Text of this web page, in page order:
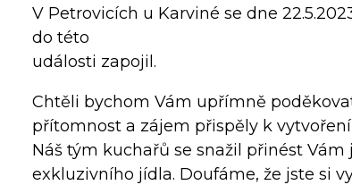
V Petrovicích u Karviné se dne
do této
události zapojil.
Chtěli bychom Vám upřímně
přítomnost a zájem přispěly k
Náš tým kuchařů se snažil přinést
exkluzivního jídla. Doufáme, že jste si